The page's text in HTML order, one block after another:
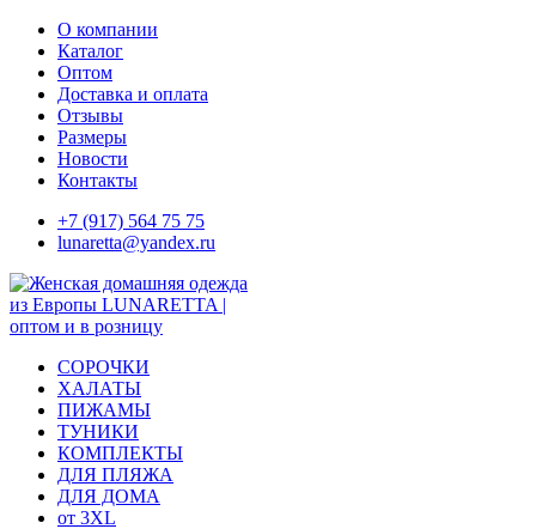
Skip
content
О компании
Каталог
Оптом
Доставка и оплата
Отзывы
Размеры
Новости
Контакты
+7 (917) 564 75 75
lunaretta@yandex.ru
СОРОЧКИ
ХАЛАТЫ
ПИЖАМЫ
ТУНИКИ
КОМПЛЕКТЫ
ДЛЯ ПЛЯЖА
ДЛЯ ДОМА
от 3XL